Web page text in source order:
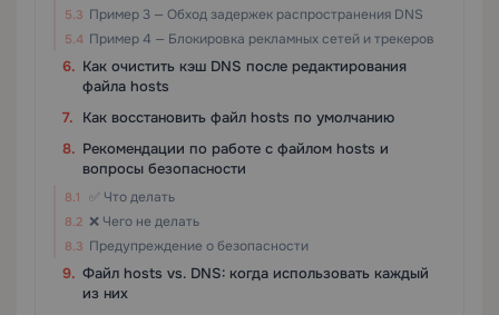
Пример 3 — Обход задержек распространения DNS
Пример 4 — Блокировка рекламных сетей и трекеров
Как очистить кэш DNS после редактирования
файла hosts
Как восстановить файл hosts по умолчанию
Рекомендации по работе с файлом hosts и
вопросы безопасности
✅ Что делать
❌ Чего не делать
Предупреждение о безопасности
Файл hosts vs. DNS: когда использовать каждый
из них